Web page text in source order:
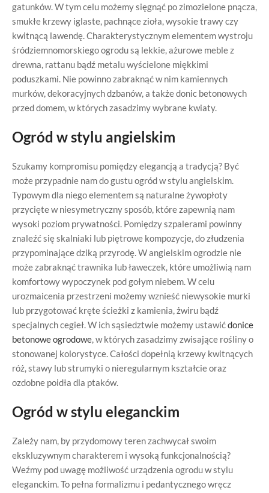
gatunków. W tym celu możemy sięgnąć po zimozielone pnącza,
smukłe krzewy iglaste, pachnące zioła, wysokie trawy czy
kwitnącą lawendę. Charakterystycznym elementem wystroju
śródziemnomorskiego ogrodu są lekkie, ażurowe meble z
drewna, rattanu bądź metalu wyścielone miękkimi
poduszkami. Nie powinno zabraknąć w nim kamiennych
murków, dekoracyjnych dzbanów, a także donic betonowych
przed domem, w których zasadzimy wybrane kwiaty.
Ogród w stylu angielskim
Szukamy kompromisu pomiędzy elegancją a tradycją? Być
może przypadnie nam do gustu ogród w stylu angielskim.
Typowym dla niego elementem są naturalne żywopłoty
przycięte w niesymetryczny sposób, które zapewnią nam
wysoki poziom prywatności. Pomiędzy szpalerami powinny
znaleźć się skalniaki lub piętrowe kompozycje, do złudzenia
przypominające dziką przyrodę. W angielskim ogrodzie nie
może zabraknąć trawnika lub ławeczek, które umożliwią nam
komfortowy wypoczynek pod gołym niebem. W celu
urozmaicenia przestrzeni możemy wznieść niewysokie murki
lub przygotować kręte ścieżki z kamienia, żwiru bądź
specjalnych cegieł. W ich sąsiedztwie możemy ustawićdonice
betonowe ogrodowe , w których zasadzimy zwisające rośliny o
stonowanej kolorystyce. Całości dopełnią krzewy kwitnących
róż, stawy lub strumyki o nieregularnym kształcie oraz
ozdobne poidła dla ptaków.
Ogród w stylu eleganckim
Zależy nam, by przydomowy teren zachwycał swoim
ekskluzywnym charakterem i wysoką funkcjonalnością?
Weźmy pod uwagę możliwość urządzenia ogrodu w stylu
eleganckim. To pełna formalizmu i pedantycznego wręcz